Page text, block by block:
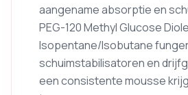
aangename absorptie en
PEG-120 Methyl Glucose
Isopentane/Isobutane
schuimstabilisatoren en
een consistente mousse